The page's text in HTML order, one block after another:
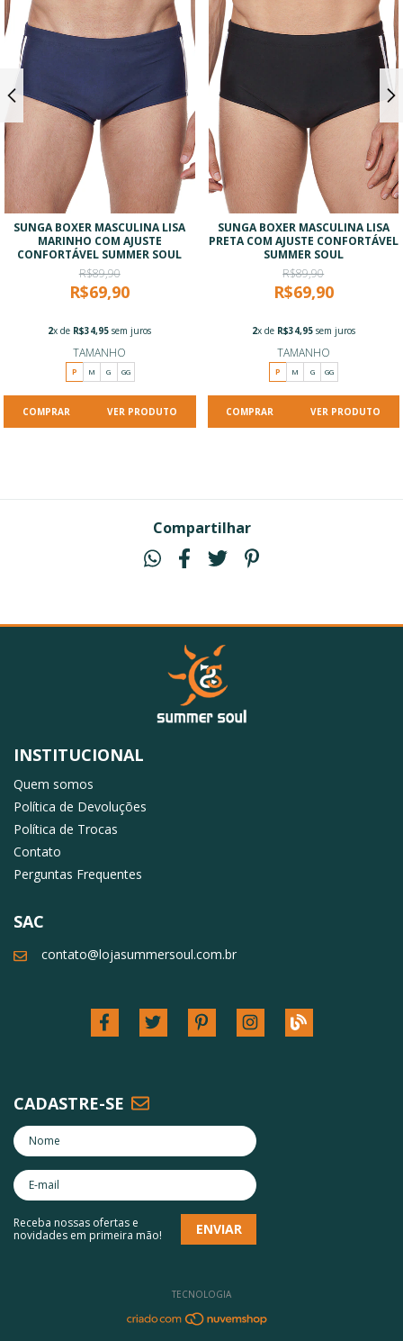
SUNGA BOXER MASCULINA LISA
MARINHO COM AJUSTE
CONFORTÁVEL SUMMER SOUL
R$89,90
R$69,90
2x de R$34,95 sem juros
TAMANHO
P M G GG
VER PRODUTO
SUNGA BOXER MASCULINA LISA
PRETA COM AJUSTE CONFORTÁVEL
SUMMER SOUL
R$89,90
R$69,90
2x de R$34,95sem juros
TAMANHO
P M G GG
VER PRODUTO
Compartilhar
INSTITUCIONAL
Quem somos
Política de Devoluções
Política de Trocas
Contato
Perguntas Frequentes
SAC
contato@lojasummersoul.com.br
CADASTRE-SE
Receba nossas ofertas e
novidades em primeira mão!
TECNOLOGIA